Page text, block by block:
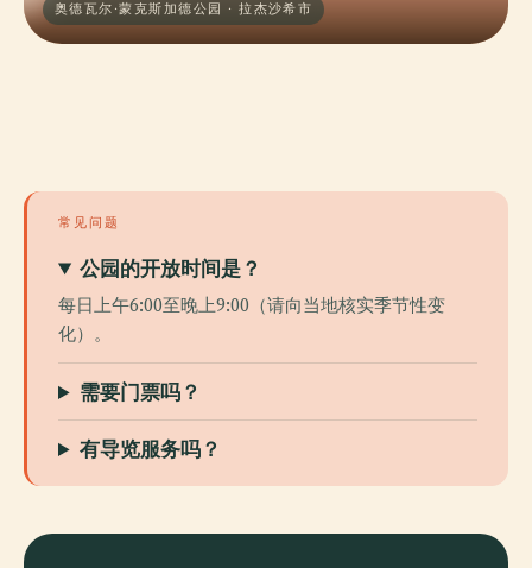
奥德瓦尔·蒙克斯加德公园 · 拉杰沙希市
常见问题
公园的开放时间是？
每日上午6:00至晚上9:00（请向当地核实季节性变
化）。
需要门票吗？
有导览服务吗？